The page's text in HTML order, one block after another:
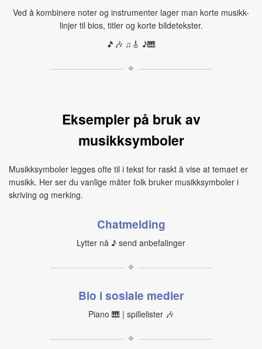
Ved å kombinere noter og instrumenter lager man korte musikk-
linjer til bios, titler og korte bildetekster.
🎵🎶 ♫🎸 ♪🎹
✧
Eksempler på bruk av
musikksymboler
Musikksymboler legges ofte til i tekst for raskt å vise at temaet er
musikk. Her ser du vanlige måter folk bruker musikksymboler i
skriving og merking.
Chatmelding
Lytter nå ♪ send anbefalinger
✧
Bio i sosiale medier
Piano 🎹 | spillelister 🎶
✧